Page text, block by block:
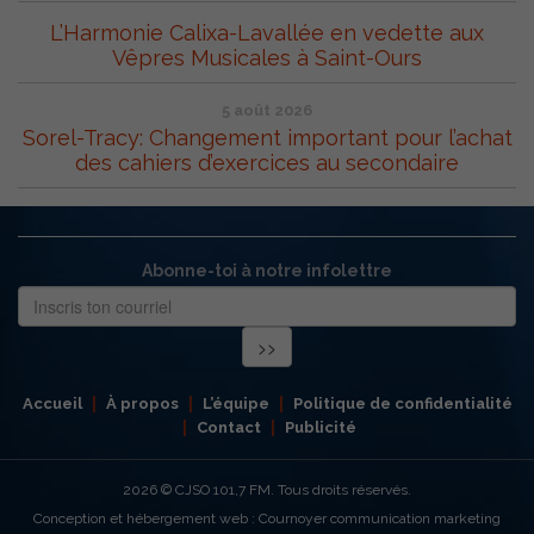
L’Harmonie Calixa-Lavallée en vedette aux
Vêpres Musicales à Saint-Ours
5 août 2026
Sorel-Tracy: Changement important pour l’achat
des cahiers d’exercices au secondaire
Abonne-toi à notre infolettre
Accueil À propos L’équipe
Politique de confidentialité
Contact
Publicité
2026 © CJSO 101,7 FM. Tous droits réservés.
Conception et hébergement web : Cournoyer communication marketing